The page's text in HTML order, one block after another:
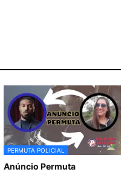
PERMUTA POLICIAL
Anúncio Permuta